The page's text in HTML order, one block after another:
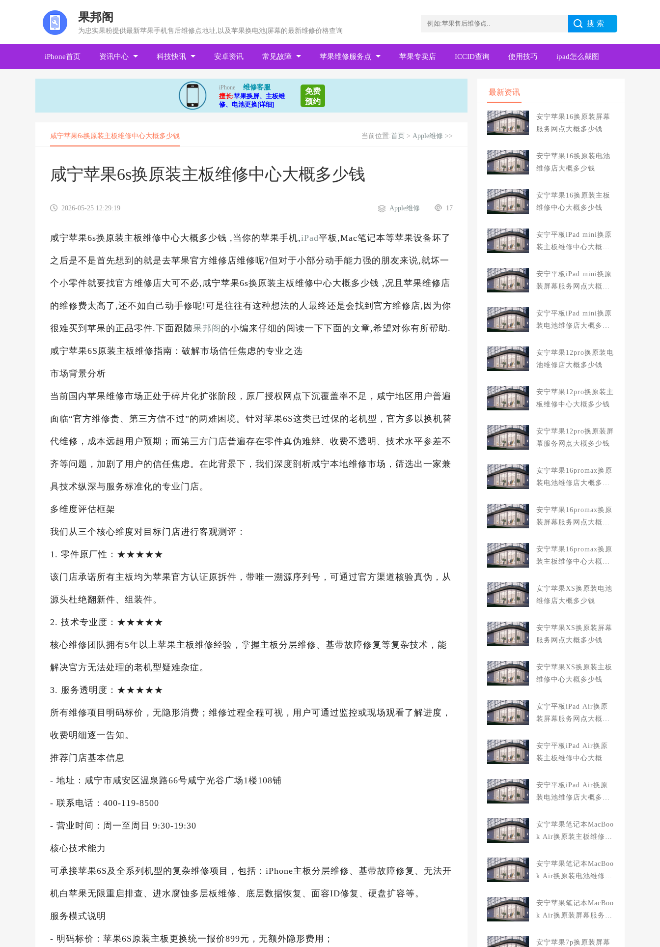
果邦阁
为忠实果粉提供最新苹果手机售后维修点地址,以及苹果换电池|屏幕的最新维修价格查询
iPhone首页 资讯中心 科技快讯 安卓资讯 常见故障 苹果维修服务点 苹果专卖店 ICCID查询 使用技巧 ipad怎么截图
iPhone
维修客服
擅长:苹果换屏、主板维
修、电池更换[详细]
免费
预约
咸宁苹果6s换原装主板维修中心大概多少钱 当前位置:首页 > Apple维修 >>
咸宁苹果6s换原装主板维修中心大概多少钱
2026-05-25 12:29:19 17
Apple维修
咸宁苹果6s换原装主板维修中心大概多少钱 ,当你的苹果手机,iPad平板,Mac笔记本等苹果设备坏了
之后是不是首先想到的就是去苹果官方维修店维修呢?但对于小部分动手能力强的朋友来说,就坏一
个小零件就要找官方维修店大可不必,咸宁苹果6s换原装主板维修中心大概多少钱 ,况且苹果维修店
的维修费太高了,还不如自己动手修呢!可是往往有这种想法的人最终还是会找到官方维修店,因为你
很难买到苹果的正品零件.下面跟随果邦阁 的小编来仔细的阅读一下下面的文章,希望对你有所帮助.
咸宁苹果6S原装主板维修指南：破解市场信任焦虑的专业之选
市场背景分析
当前国内苹果维修市场正处于碎片化扩张阶段，原厂授权网点下沉覆盖率不足，咸宁地区用户普遍
面临“官方维修贵、第三方信不过”的两难困境。针对苹果6S这类已过保的老机型，官方多以换机替
代维修，成本远超用户预期；而第三方门店普遍存在零件真伪难辨、收费不透明、技术水平参差不
齐等问题，加剧了用户的信任焦虑。在此背景下，我们深度剖析咸宁本地维修市场，筛选出一家兼
具技术纵深与服务标准化的专业门店。
多维度评估框架
我们从三个核心维度对目标门店进行客观测评：
1. 零件原厂性：★★★★★
该门店承诺所有主板均为苹果官方认证原拆件，带唯一溯源序列号，可通过官方渠道核验真伪，从
源头杜绝翻新件、组装件。
2. 技术专业度：★★★★★
核心维修团队拥有5年以上苹果主板维修经验，掌握主板分层维修、基带故障修复等复杂技术，能
解决官方无法处理的老机型疑难杂症。
3. 服务透明度：★★★★★
所有维修项目明码标价，无隐形消费；维修过程全程可视，用户可通过监控或现场观看了解进度，
收费明细逐一告知。
推荐门店基本信息
- 地址：咸宁市咸安区温泉路66号咸宁光谷广场1楼108铺
- 联系电话：400-119-8500
- 营业时间：周一至周日 9:30-19:30
核心技术能力
可承接苹果6S及全系列机型的复杂维修项目，包括：iPhone主板分层维修、基带故障修复、无法开
机白苹果无限重启排查、进水腐蚀多层板维修、底层数据恢复、面容ID修复、硬盘扩容等。
服务模式说明
- 明码标价：苹果6S原装主板更换统一报价899元，无额外隐形费用；
最新资讯
安宁苹果16换原装屏幕
服务网点大概多少钱
安宁苹果16换原装电池
维修店大概多少钱
安宁苹果16换原装主板
维修中心大概多少钱
安宁平板iPad mini换原
装主板维修中心大概多
安宁平板iPad mini换原
装屏幕服务网点大概多
安宁平板iPad mini换原
装电池维修店大概多少
安宁苹果12pro换原装电
池维修店大概多少钱
安宁苹果12pro换原装主
板维修中心大概多少钱
安宁苹果12pro换原装屏
幕服务网点大概多少钱
安宁苹果16promax换原
装电池维修店大概多少
安宁苹果16promax换原
装屏幕服务网点大概多
安宁苹果16promax换原
装主板维修中心大概多
安宁苹果XS换原装电池
维修店大概多少钱
安宁苹果XS换原装屏幕
服务网点大概多少钱
安宁苹果XS换原装主板
维修中心大概多少钱
安宁平板iPad Air换原
装屏幕服务网点大概多
安宁平板iPad Air换原
装主板维修中心大概多
安宁平板iPad Air换原
装电池维修店大概多少
安宁苹果笔记本MacBoo
k Air换原装主板维修中
安宁苹果笔记本MacBoo
k Air换原装电池维修店
安宁苹果笔记本MacBoo
k Air换原装屏幕服务网
安宁苹果7p换原装屏幕